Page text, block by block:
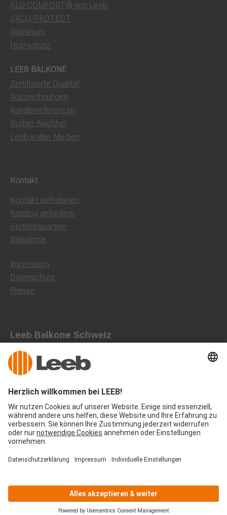
ALU COMFORT® von Leeb
VACU-PROTECT
Aluminium
Holzschutz
LEEB BALKONE
Zertifizierte Qualität
Auszeichnungen
Kundenreferenzen
Vorher-Nachher
Leeb in den Medien
Kontakt
Kontakt aufnehmen
Katalog anfordern
Vertriebspartner
Standorte
Impressum
Datenschutz
Presse
Leeb Balkone Schweiz
Landstraße 71, 8750 Glarus
055 536 16 53
office@leeb-balkone.com